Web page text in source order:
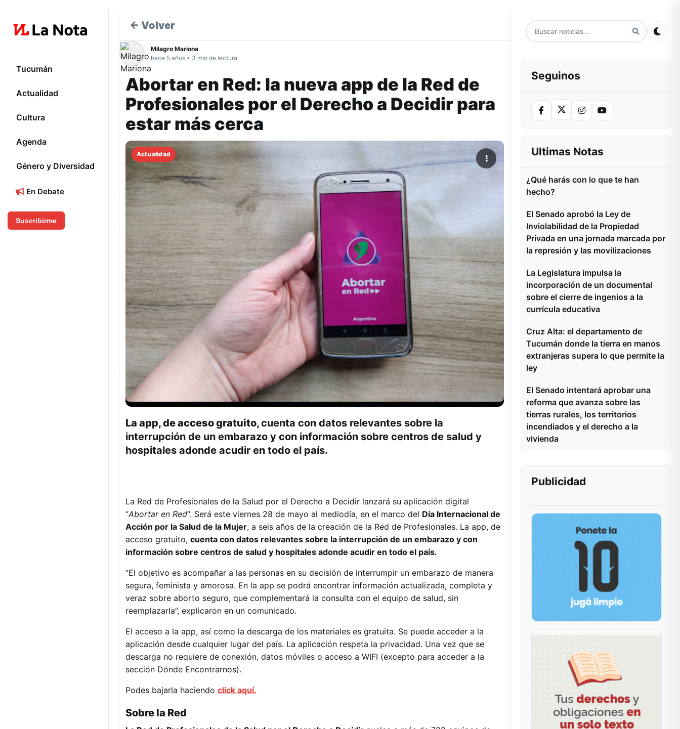
Tucumán
Actualidad
Cultura
Agenda
Género y Diversidad
En Debate
Suscribirme
← Volver
Milagro Mariona
hace 5 años • 3 min de lectura
Abortar en Red: la nueva app de la Red de
Profesionales por el Derecho a Decidir para
estar más cerca
Actualidad
La app, de acceso gratuito,cuenta con datos relevantes sobre la
interrupción de un embarazo y con información sobre centros de salud y
hospitales adonde acudir en todo el país.
La Red de Profesionales de la Salud por el Derecho a Decidir lanzará su aplicación digital
“Abortar en Red“. Será este viernes 28 de mayo al mediodía, en el marco del Día Internacional de
Acción por la Salud de la Mujer, a seis años de la creación de la Red de Profesionales. La app, de
acceso gratuito, cuenta con datos relevantes sobre la interrupción de un embarazo y con
información sobre centros de salud y hospitales adonde acudir en todo el país.
“El objetivo es acompañar a las personas en su decisión de interrumpir un embarazo de manera
segura, feminista y amorosa. En la app se podrá encontrar información actualizada, completa y
veraz sobre aborto seguro, que complementará la consulta con el equipo de salud, sin
reemplazarla”, explicaron en un comunicado.
El acceso a la app, así como la descarga de los materiales es gratuita. Se puede acceder a la
aplicación desde cualquier lugar del país. La aplicación respeta la privacidad. Una vez que se
descarga no requiere de conexión, datos móviles o acceso a WIFI (excepto para acceder a la
sección Dónde Encontrarnos).
Podes bajarla haciendo click aquí.
Sobre la Red
Seguinos
Ultimas Notas
¿Qué harás con lo que te han
hecho?
El Senado aprobó la Ley de
Inviolabilidad de la Propiedad
Privada en una jornada marcada por
la represión y las movilizaciones
La Legislatura impulsa la
incorporación de un documental
sobre el cierre de ingenios a la
currícula educativa
Cruz Alta: el departamento de
Tucumán donde la tierra en manos
extranjeras supera lo que permite la
ley
El Senado intentará aprobar una
reforma que avanza sobre las
tierras rurales, los territorios
incendiados y el derecho a la
vivienda
Publicidad